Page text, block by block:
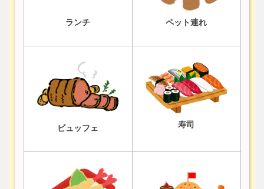
ランチ ペット連れ
ビュッフェ 寿司